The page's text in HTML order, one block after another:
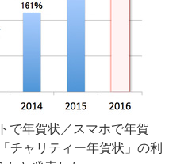
印刷機材年鑑
サイトポリシー
で年賀状／スマホで年賀
チャリティー年賀状」の利